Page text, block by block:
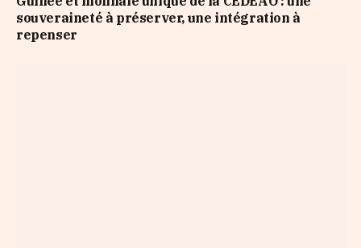
souveraineté à préserver, une intégration à
repenser